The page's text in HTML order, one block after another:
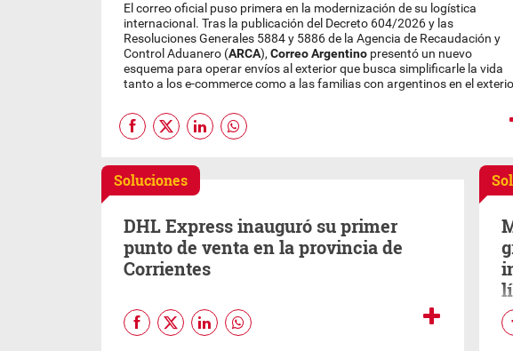
El correo oficial puso primera en la modernización de su logística
internacional. Tras la publicación del Decreto 604/2026 y las
Resoluciones Generales 5884 y 5886 de la Agencia de Recaudación y
Control Aduanero (ARCA),Correo Argentino presentó un nuevo
esquema para operar envíos al exterior que busca simplificarle la vida
tanto a los e-commerce como a las familias con argentinos en el
Soluciones
DHL Express inauguró su primer
punto de venta en la provincia de
Corrientes